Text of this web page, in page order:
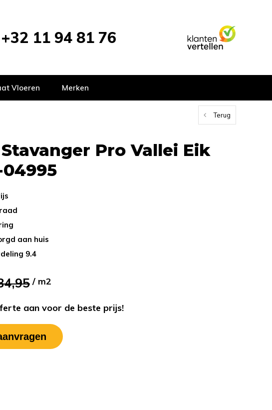
+32 11 94 81 76
Vloeren Merken
Terug
Pro Vallei Eik
aan huis
9.4
/ m2
aan voor de beste prijs!